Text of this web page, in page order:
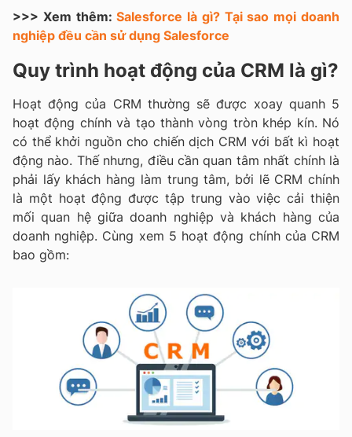
>>> Xem thêm:Salesforce là gì? Tại sao mọi doanh
nghiệp đều cần sử dụng Salesforce
Quy trình hoạt động của CRM là gì?
Hoạt động của CRM thường sẽ được xoay quanh 5
hoạt động chính và tạo thành vòng tròn khép kín. Nó
có thể khởi nguồn cho chiến dịch CRM với bất kì hoạt
động nào. Thế nhưng, điều cần quan tâm nhất chính là
phải lấy khách hàng làm trung tâm, bởi lẽ CRM chính
là một hoạt động được tập trung vào việc cải thiện
mối quan hệ giữa doanh nghiệp và khách hàng của
doanh nghiệp. Cùng xem 5 hoạt động chính của CRM
bao gồm: